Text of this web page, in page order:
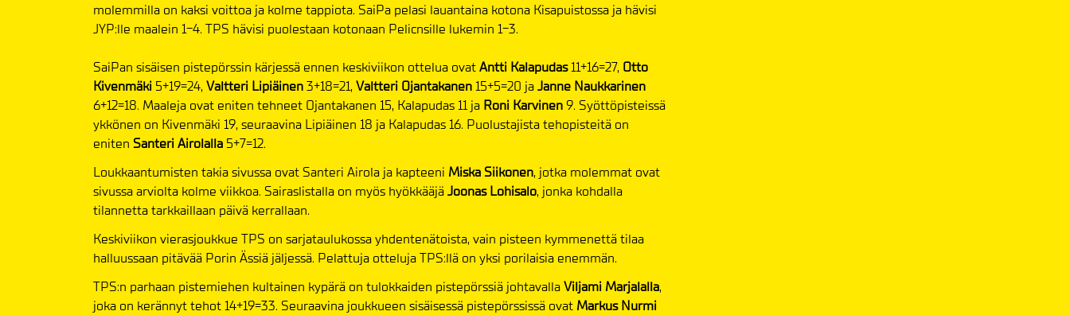
molemmilla on kaksi voittoa ja kolme tappiota. SaiPa pelasi lauantaina kotona Kisapuistossa ja hävisi
JYP:lle maalein 1-4. TPS hävisi puolestaan kotonaan Pelicnsille lukemin 1-3.
SaiPan sisäisen pistepörssin kärjessä ennen keskiviikon ottelua ovatAntti Kalapudas11+16=27, Otto
Kivenmäki 5+19=24, Valtteri Lipiäinen3+18=21, Valtteri Ojantakanen15+5=20 jaJanne Naukkarinen
6+12=18. Maaleja ovat eniten tehneet Ojantakanen 15, Kalapudas 11 ja Roni Karvinen 9. Syöttöpisteissä
ykkönen on Kivenmäki 19, seuraavina Lipiäinen 18 ja Kalapudas 16. Puolustajista tehopisteitä on
eniten Santeri Airolalla 5+7=12.
Loukkaantumisten takia sivussa ovat Santeri Airola ja kapteeni Miska Siikonen, jotka molemmat ovat
sivussa arviolta kolme viikkoa. Sairaslistalla on myös hyökkääjäJoonas Lohisalo, jonka kohdalla
tilannetta tarkkaillaan päivä kerrallaan.
Keskiviikon vierasjoukkue TPS on sarjataulukossa yhdentenätoista, vain pisteen kymmenettä tilaa
halluussaan pitävää Porin Ässiä jäljessä. Pelattuja otteluja TPS:llä on yksi porilaisia enemmän.
TPS:n parhaan pistemiehen kultainen kypärä on tulokkaiden pistepörssiä johtavallaViljami Marjalalla,
joka on kerännyt tehot 14+19=33. Seuraavina joukkueen sisäisessä pistepörssissä ovat Markus Nurmi